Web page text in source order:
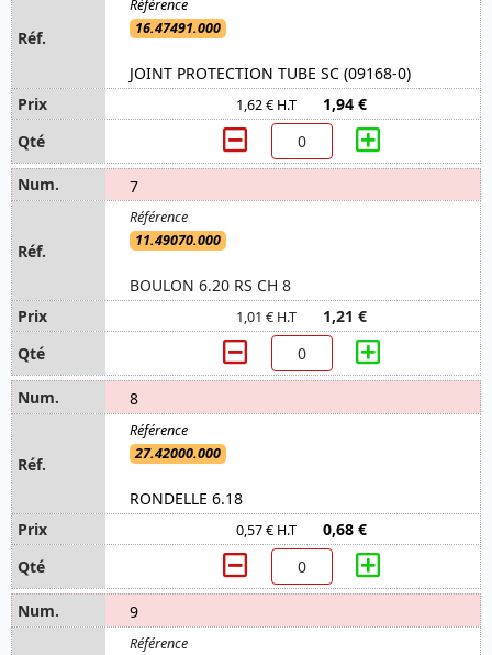
16.47491.000
JOINT PROTECTION TUBE SC (09168-0)
1,62 € H.T 1,94 €
7
11.49070.000
BOULON 6.20 RS CH 8
1,01 € H.T 1,21 €
8
27.42000.000
RONDELLE 6.18
0,57 € H.T 0,68 €
9